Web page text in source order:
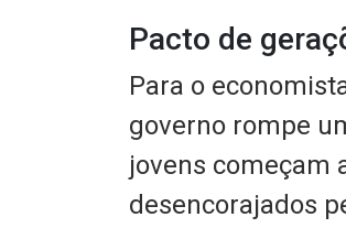
Pacto de
Para o
governo rompe
jovens começam
desencorajados